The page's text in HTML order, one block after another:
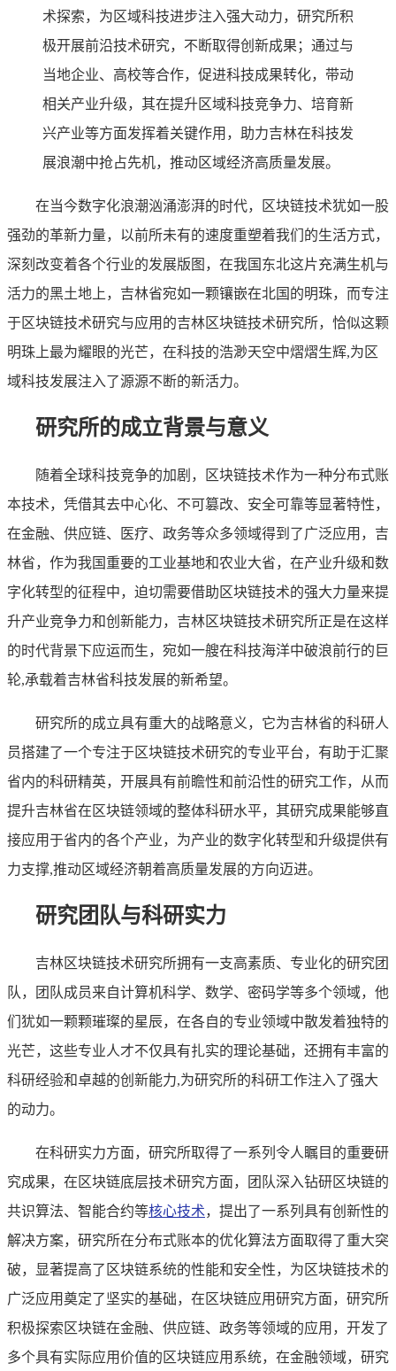
术探索，为区域科技进步注入强大动力，研究所积
极开展前沿技术研究，不断取得创新成果；通过与
当地企业、高校等合作，促进科技成果转化，带动
相关产业升级，其在提升区域科技竞争力、培育新
兴产业等方面发挥着关键作用，助力吉林在科技发
展浪潮中抢占先机，推动区域经济高质量发展。
在当今数字化浪潮汹涌澎湃的时代，区块链技术犹如一股
强劲的革新力量，以前所未有的速度重塑着我们的生活方式，
深刻改变着各个行业的发展版图，在我国东北这片充满生机与
活力的黑土地上，吉林省宛如一颗镶嵌在北国的明珠，而专注
于区块链技术研究与应用的吉林区块链技术研究所，恰似这颗
明珠上最为耀眼的光芒，在科技的浩渺天空中熠熠生辉,为区
域科技发展注入了源源不断的新活力。
研究所的成立背景与意义
随着全球科技竞争的加剧，区块链技术作为一种分布式账
本技术，凭借其去中心化、不可篡改、安全可靠等显著特性，
在金融、供应链、医疗、政务等众多领域得到了广泛应用，吉
林省，作为我国重要的工业基地和农业大省，在产业升级和数
字化转型的征程中，迫切需要借助区块链技术的强大力量来提
升产业竞争力和创新能力，吉林区块链技术研究所正是在这样
的时代背景下应运而生，宛如一艘在科技海洋中破浪前行的巨
轮,承载着吉林省科技发展的新希望。
研究所的成立具有重大的战略意义，它为吉林省的科研人
员搭建了一个专注于区块链技术研究的专业平台，有助于汇聚
省内的科研精英，开展具有前瞻性和前沿性的研究工作，从而
提升吉林省在区块链领域的整体科研水平，其研究成果能够直
接应用于省内的各个产业，为产业的数字化转型和升级提供有
力支撑,推动区域经济朝着高质量发展的方向迈进。
研究团队与科研实力
吉林区块链技术研究所拥有一支高素质、专业化的研究团
队，团队成员来自计算机科学、数学、密码学等多个领域，他
们犹如一颗颗璀璨的星辰，在各自的专业领域中散发着独特的
光芒，这些专业人才不仅具有扎实的理论基础，还拥有丰富的
科研经验和卓越的创新能力,为研究所的科研工作注入了强大
的动力。
在科研实力方面，研究所取得了一系列令人瞩目的重要研
究成果，在区块链底层技术研究方面，团队深入钻研区块链的
共识算法、智能合约等核心技术，提出了一系列具有创新性的
解决方案，研究所在分布式账本的优化算法方面取得了重大突
破，显著提高了区块链系统的性能和安全性，为区块链技术的
广泛应用奠定了坚实的基础，在区块链应用研究方面，研究所
积极探索区块链在金融、供应链、政务等领域的应用，开发了
多个具有实际应用价值的区块链应用系统，在金融领域，研究